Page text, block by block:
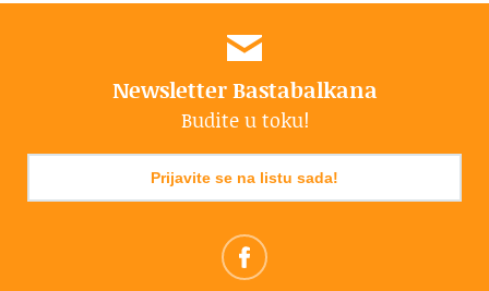
Newsletter Bastabalkana
Budite u toku!
Prijavite se na listu sada!